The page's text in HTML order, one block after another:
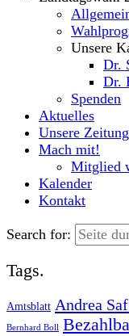
Unsere
Dr.
Dr.
Spenden
Aktuelles
Unsere Zeitung
Mach mit!
Mitglied
Kalender
Kontakt
Search for:
Tags.
Amtsblatt Andrea
Bernhard Boll